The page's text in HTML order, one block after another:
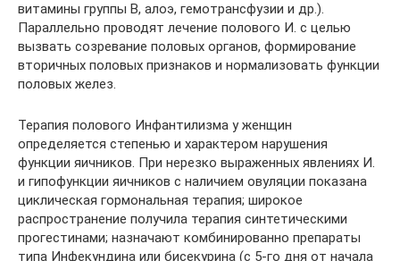
витамины группы В, алоэ, гемотрансфузии и др.).
Параллельно проводят лечение полового И. с целью
вызвать созревание половых органов, формирование
вторичных половых признаков и нормализовать функции
половых желез.
Терапия полового Инфантилизма у женщин
определяется степенью и характером нарушения
функции яичников. При нерезко выраженных явлениях И.
и гипофункции яичников с наличием овуляции показана
циклическая гормональная терапия; широкое
распространение получила терапия синтетическими
прогестинами; назначают комбинированно препараты
типа Инфекундина или бисекурина (с 5-го дня от начала